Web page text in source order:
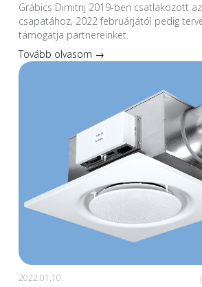
Grábics Dimitrij 2019-ben csatlakozott
csapatához, 2022 februárjától pedig
támogatja partnereinket.
Tovább olvasom →
2022.01.10.